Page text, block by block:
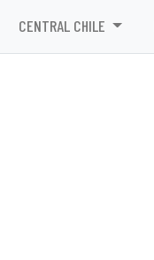
CENTRAL CHILE